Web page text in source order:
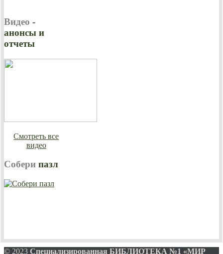
Видео -
анонсы и
отчеты
Смотреть все
видео
Собери пазл
© 2023 Специализированная БИБЛИОТЕКА №1 «МИР